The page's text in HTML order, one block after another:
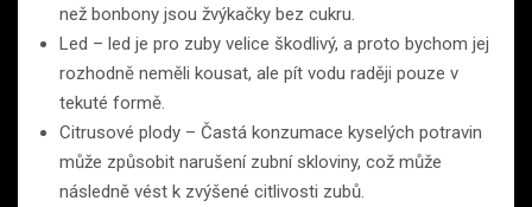
než bonbony jsou žvýkačky bez cukru.
Led – led je pro zuby velice škodlivý, a proto bychom jej
rozhodně neměli kousat, ale pít vodu raději pouze v
tekuté formě.
Citrusové plody – Častá konzumace kyselých potravin
může způsobit narušení zubní skloviny, což může
následně vést k zvýšené citlivosti zubů.